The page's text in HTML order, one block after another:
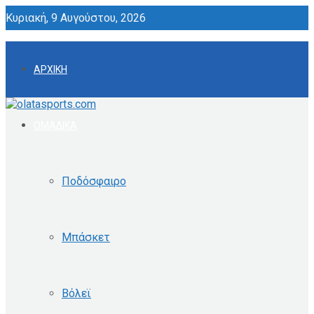
Κυριακή, 9 Αυγούστου, 2026
ΑΡΧΙΚΗ
Ποδόσφαιρο
Μπάσκετ
Βόλεϊ